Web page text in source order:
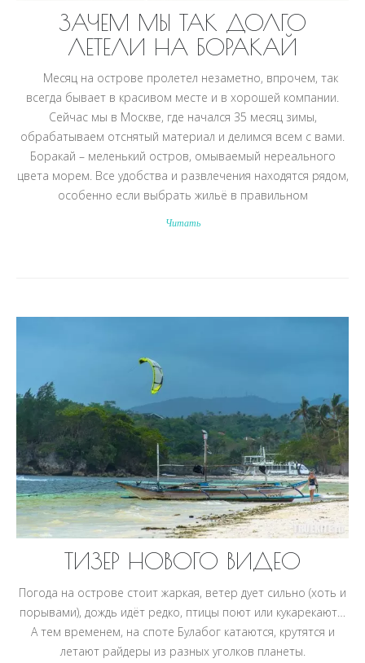
ЗАЧЕМ МЫ ТАК ДОЛГО
ЛЕТЕЛИ НА БОРАКАЙ
Месяц на острове пролетел незаметно, впрочем, так
всегда бывает в красивом месте и в хорошей компании.
Сейчас мы в Москве, где начался 35 месяц зимы,
обрабатываем отснятый материал и делимся всем с вами.
Боракай – меленький остров, омываемый нереального
цвета морем. Все удобства и развлечения находятся рядом,
особенно если выбрать жильё в правильном
Читать
ТИЗЕР НОВОГО ВИДЕО
Погода на острове стоит жаркая, ветер дует сильно (хоть и
порывами), дождь идёт редко, птицы поют или кукарекают…
А тем временем, на споте Булабог катаются, крутятся и
летают райдеры из разных уголков планеты.